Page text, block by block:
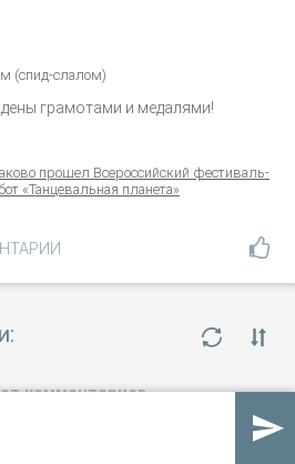
(спид-слалом)
грамотами и медалями!
прошел Всероссийский фестиваль-
«Танцевальная планета»
комментариев
